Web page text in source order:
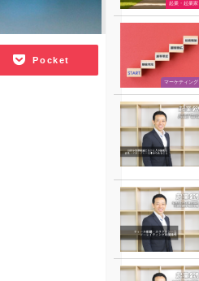
Pocket
起業・起業家
ビジネススキル
マーケティング